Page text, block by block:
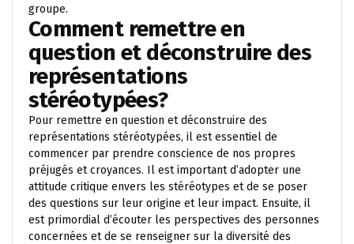
groupe.
Comment remettre en
question et déconstruire des
représentations
stéréotypées?
Pour remettre en question et déconstruire des
représentations stéréotypées, il est essentiel de
commencer par prendre conscience de nos propres
préjugés et croyances. Il est important d’adopter une
attitude critique envers les stéréotypes et de se poser
des questions sur leur origine et leur impact. Ensuite, il
est primordial d’écouter les perspectives des personnes
concernées et de se renseigner sur la diversité des